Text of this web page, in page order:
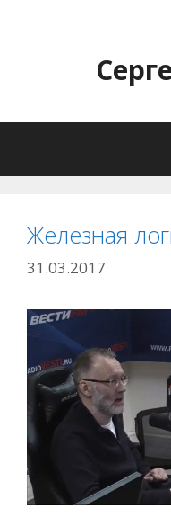
содержимому
Железная
31.03.2017